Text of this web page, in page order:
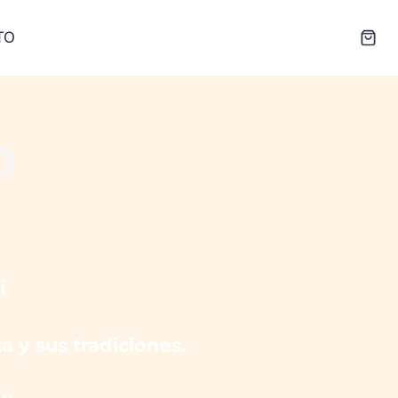
y sus tradiciones.